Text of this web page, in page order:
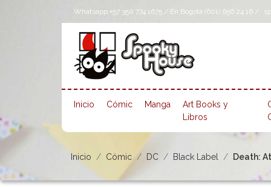
Whatsapp +57 350 774 1675 / En Bogotá (601) 656 24 16 /
Inicio Cómic Manga
Art Books y
Libros
Inicio Cómic DC Black Label Death: